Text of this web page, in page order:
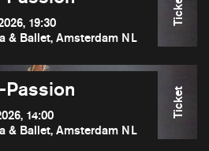
19:30
& Ballet, Amsterdam NL
Ticket
Passion
14:00
& Ballet, Amsterdam NL
Ticket